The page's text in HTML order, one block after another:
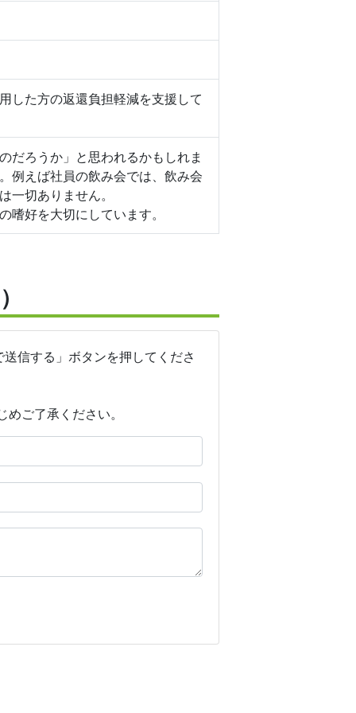
した方の返還負担軽減を支援して
だろうか」と思われるかもしれま
例えば社員の飲み会では、飲み会
一切ありません。
好を大切にしています。
信する」ボタンを押してくださ
ご了承ください。